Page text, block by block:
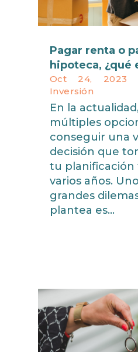
Pagar renta o
hipoteca, ¿qué
Oct 24, 2023
Inversión
En la
múltiples
conseguir una
decisión que
tu planificación
varios años.
grandes
plantea es...